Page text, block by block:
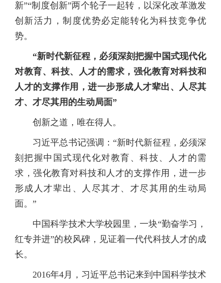
新”“制度创新”两个轮子一起转，以深化改革激发
创新活力，制度优势必定能转化为科技竞争优
势。
“新时代新征程，必须深刻把握中国式现代化
对教育、科技、人才的需求，强化教育对科技和
人才的支撑作用，进一步形成人才辈出、人尽其
才、才尽其用的生动局面”
创新之道，唯在得人。
习近平总书记强调：“新时代新征程，必须深
刻把握中国式现代化对教育、科技、人才的需
求，强化教育对科技和人才的支撑作用，进一步
形成人才辈出、人尽其才、才尽其用的生动局
面。”
中国科学技术大学校园里，一块“勤奋学习，
红专并进”的校风碑，见证着一代代科技人才的成
长。
2016年4月，习近平总书记来到中国科学技术